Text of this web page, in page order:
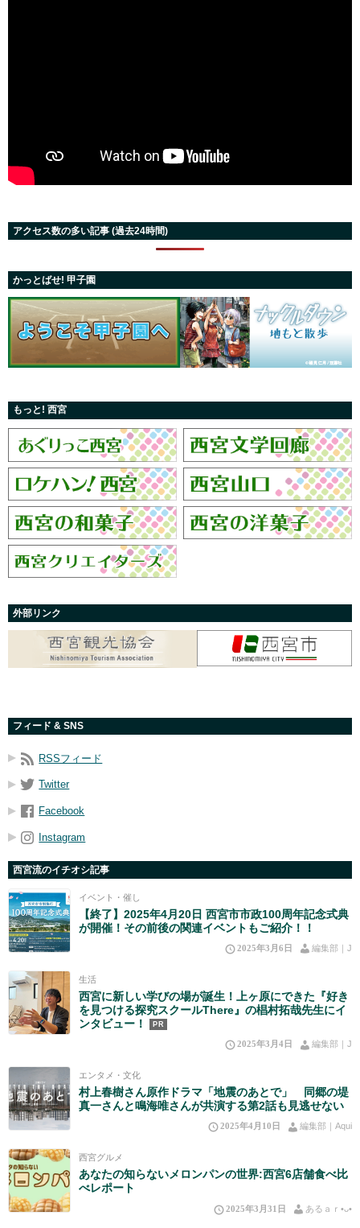
アクセス数の多い記事 (過去24時間)
かっとばせ! 甲子園
もっと! 西宮
外部リンク
フィード & SNS
RSSフィード
Twitter
Facebook
Instagram
西宮流のイチオシ記事
イベント・催し
【終了】2025年4月20日 西宮市市政100周年記念式典
が開催！その前後の関連イベントもご紹介！！
2025年3月6日 編集部｜J
生活
西宮に新しい学びの場が誕生！上ヶ原にできた『好き
を見つける探究スクールThere』の椙村拓哉先生にイ
ンタビュー！
PR
2025年3月4日 編集部｜J
エンタメ・文化
村上春樹さん原作ドラマ「地震のあとで」 同郷の堤
真一さんと鳴海唯さんが共演する第2話も見逃せない
2025年4月10日 編集部｜Aqui
西宮グルメ
あなたの知らないメロンパンの世界:西宮6店舗食べ比
べレポート
2025年3月31日 あるａｒ•⁠ᴗ⁠•⁠